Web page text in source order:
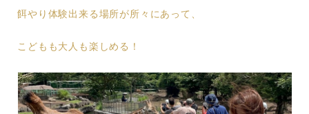
餌やり体験出来る場所が所々にあって、
こどもも大人も楽しめる！